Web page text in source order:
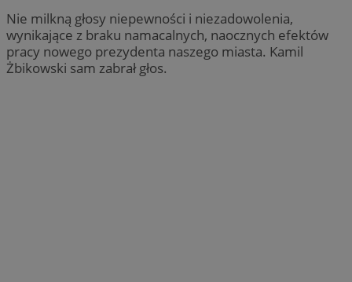
Nie milkną głosy niepewności i niezadowolenia,
wynikające z braku namacalnych, naocznych efektów
pracy nowego prezydenta naszego miasta. Kamil
Żbikowski sam zabrał głos.